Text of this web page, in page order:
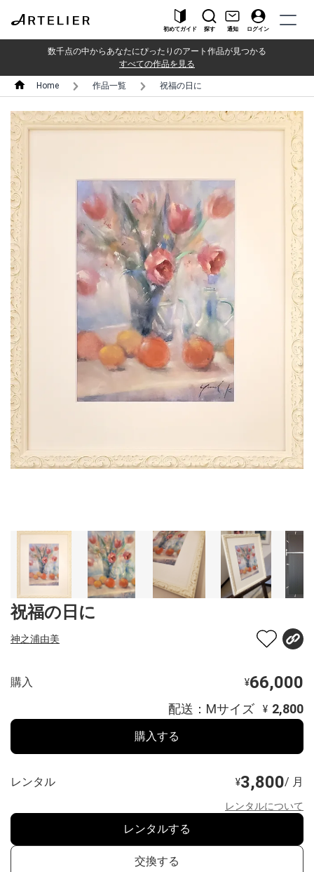
初めてガイド 探す 通知 ログイン
数千点の中からあなたにぴったりのアート作品が見つかる
すべての作品を見る
Home 作品一覧 祝福の日に
祝福の日に
神之浦由美
購入 ¥66,000
配送：Mサイズ ¥ 2,800
購入する
レンタル ¥3,800/ 月
レンタルについて
レンタルする
交換する